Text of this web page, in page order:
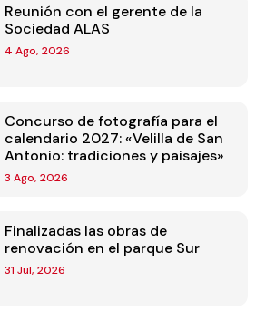
Reunión con el gerente de la
Sociedad ALAS
4 Ago, 2026
Concurso de fotografía para el
calendario 2027: «Velilla de San
Antonio: tradiciones y paisajes»
3 Ago, 2026
Finalizadas las obras de
renovación en el parque Sur
31 Jul, 2026